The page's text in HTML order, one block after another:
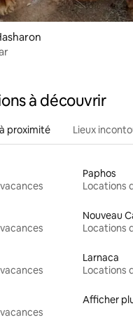
à découvrir
proximité Lieux
Paphos
Locations
Nouveau
Locations
Larnaca
Locations
Afficher